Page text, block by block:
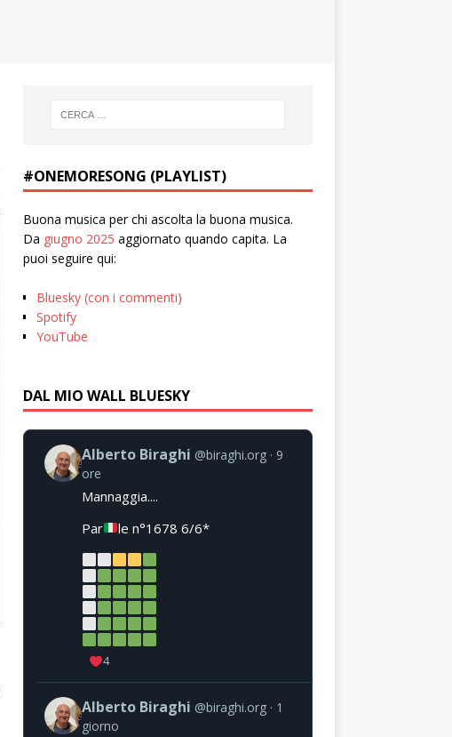
#ONEMORESONG (PLAYLIST)
Buona musica per chi ascolta la buona musica.
Da giugno 2025 aggiornato quando capita. La
puoi seguire qui:
Bluesky (con i commenti)
Spotify
YouTube
DAL MIO WALL BLUESKY
Alberto Biraghi @biraghi.org
9
ore
Mannaggia....
Par
le n°1678 6/6*
4
Alberto Biraghi @biraghi.org
1
giorno